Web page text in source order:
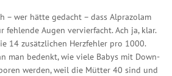
– wer hätte gedacht – dass Alprazolam
fehlende Augen vervierfacht. Ach ja, klar.
14 zusätzlichen Herzfehler pro 1000.
man bedenkt, wie viele Babys mit Down-
werden, weil die Mütter 40 sind und